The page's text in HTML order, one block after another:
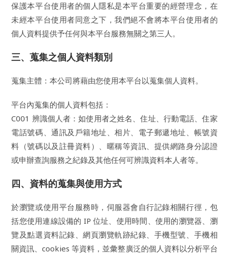
保護本平台使用者的個人隱私是本平台重要的經營理念，在
未經本平台使用者同意之下，我們絕不會將本平台使用者的
個人資料提供予任何與本平台服務無關之第三人。
三、蒐集之個人資料類別
蒐集主體：本公司將藉由您使用本平台以蒐集個人資料。
平台內蒐集的個人資料包括：
C001 辨識個人者：如使用者之姓名、住址、行動電話、住家
電話號碼、通訊及戶籍地址、相片、電子郵遞地址、帳號資
料（號碼以及註冊資料）、暱稱等資訊、提供網路身分認證
或申辦查詢服務之紀錄及其他任何可辨識資料本人者等。
四、資料的蒐集與使用方式
於瀏覽或使用平台服務時，伺服器會自行記錄相關行徑，包
括您使用連線設備的 IP 位址、使用時間、使用的瀏覽器、瀏
覽及點選資料記錄、網頁瀏覽軌跡紀錄、手機型號、手機相
關資訊、cookies 等資料，並彙整廣泛的個人資料以分析平台